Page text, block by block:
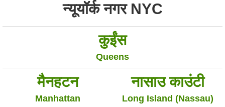
न्यूयॉर्क नगर NYC
कुईंस
Queens
मैनहटन
Manhattan
नासाउ काउंटी
Long Island (Nassau)